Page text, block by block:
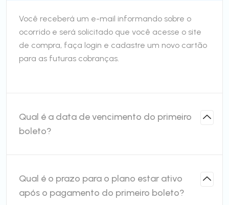
Você receberá um e-mail informando sobre o
ocorrido e será solicitado que você acesse o site
de compra, faça login e cadastre um novo cartão
para as futuras cobranças.
Qual é a data de vencimento do primeiro
boleto?
Qual é o prazo para o plano estar ativo
após o pagamento do primeiro boleto?